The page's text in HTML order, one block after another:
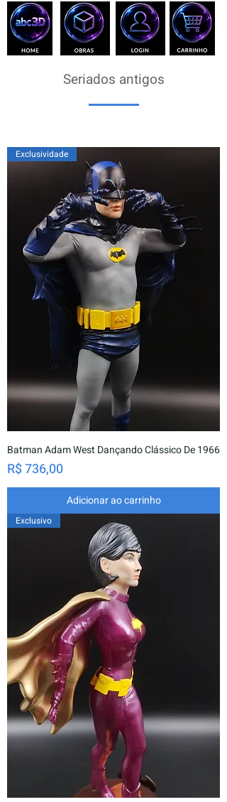
Seriados antigos
Exclusividade
Batman Adam West Dançando Clássico De 1966
Preço
R$ 736,00
Adicionar ao carrinho
Exclusivo